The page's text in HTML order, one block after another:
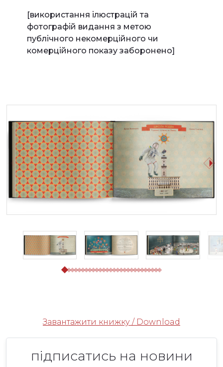
[використання ілюстрацій та
фотографій видання з метою
публічного некомерційного чи
комерційного показу заборонено]
Завантажити книжку / Download
підписатись на новини